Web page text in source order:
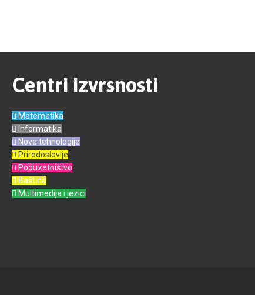
Centri izvrsnosti
Matematika
Informatika
Nove tehnologije
Prirodoslovlje
Poduzetništvo
Baština
Multimedija i jezici